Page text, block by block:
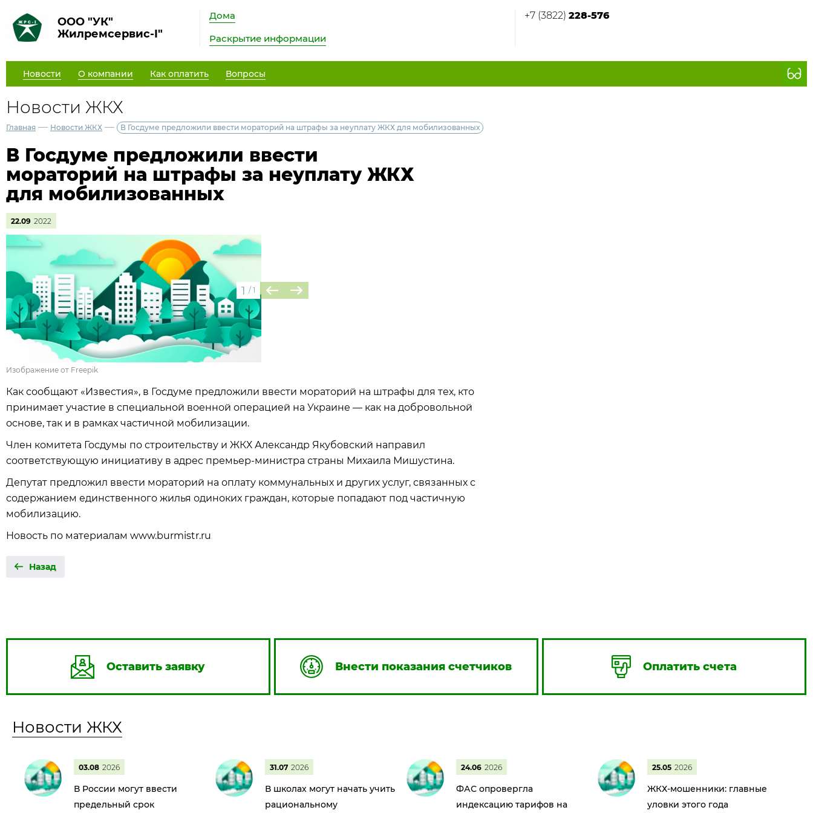
ООО "УК"
Жилремсервис-I"
Дома
Раскрытие информации
+7 (3822) 228-576
Новости О компании Как оплатить Вопросы
Новости ЖКХ
Главная — Новости ЖКХ — В Госдуме предложили ввести мораторий на штрафы за неуплату ЖКХ для мобилизованных
В Госдуме предложили ввести
мораторий на штрафы за неуплату ЖКХ
для мобилизованных
22.09 2022
1 / 1
Изображение от Freepik
Как сообщают «Известия», в Госдуме предложили ввести мораторий на штрафы для тех, кто
принимает участие в специальной военной операцией на Украине — как на добровольной
основе, так и в рамках частичной мобилизации.
Член комитета Госдумы по строительству и ЖКХ Александр Якубовский направил
соответствующую инициативу в адрес премьер-министра страны Михаила Мишустина.
Депутат предложил ввести мораторий на оплату коммунальных и других услуг, связанных с
содержанием единственного жилья одиноких граждан, которые попадают под частичную
мобилизацию.
Новость по материалам www.burmistr.ru
Назад
Оставить заявку Внести показания счетчиков Оплатить счета
Новости ЖКХ
03.08 2026
В России могут ввести
предельный срок
31.07 2026
В школах могут начать учить
рациональному
24.06 2026
ФАС опровергла
индексацию тарифов на
25.05 2026
ЖКХ-мошенники: главные
уловки этого года